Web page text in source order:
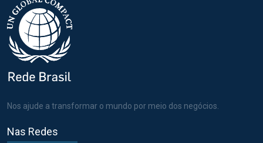
Nos ajude a transformar o mundo por meio dos negócios.
Nas Redes